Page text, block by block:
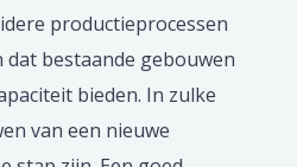
productieprocessen
bestaande gebouwen
bieden. In zulke
van een nieuwe